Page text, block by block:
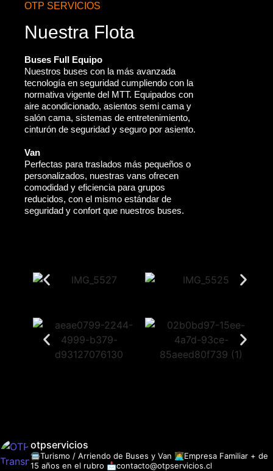
OTP SERVICIOS
Nuestra Flota
Buses Full Equipo
Nuestros buses con la más avanzada
tecnología en seguridad cumpliendo con la
normativa vigente del MTT. Equipados con
aire acondicionado, asientos semi cama y
salón cama, sistemas de entretenimiento,
cinturón de seguridad y seguro por asiento.
Van
Perfectas para traslados más pequeños o
personalizados, nuestras vans ofrecen
comodidad y eficiencia para grupos
reducidos, con el mismo estándar de
seguridad y confort que nuestros buses.
otpservicios
🚍Turismo / Arriendo de Buses y Van 👩‍💻Empresa Familiar + de
15 años en el rubro 📩contacto@otpservicios.cl